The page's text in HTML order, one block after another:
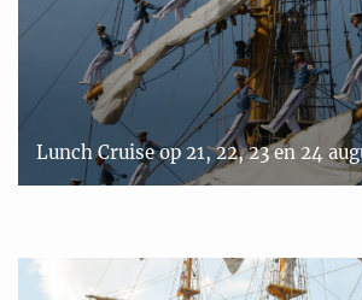
Lunch Cruise op 21, 22, 23 en 24